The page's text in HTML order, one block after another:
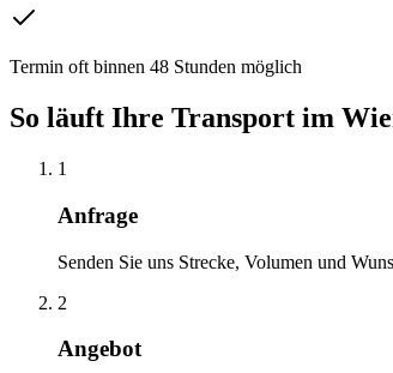
Termin oft binnen 48 Stunden möglich
So läuft Ihre Transport im
1
Anfrage
Senden Sie uns Strecke, Volumen und
2
Angebot